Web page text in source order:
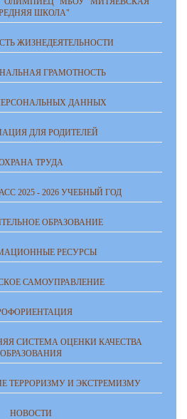
ШКОЛА"
ЖИЗНЕДЕЯТЕЛЬНОСТИ
ГРАМОТНОСТЬ
ДАННЫХ
ДЛЯ РОДИТЕЛЕЙ
ТРУДА
2025 - 2026 УЧЕБНЫЙ ГОД
ОБРАЗОВАНИЕ
РЕСУРСЫ
САМОУПРАВЛЕНИЕ
СИСТЕМА ОЦЕНКИ КАЧЕСТВА
ОБРАЗОВАНИЯ
ТЕРРОРИЗМУ И ЭКСТРЕМИЗМУ
НОВОСТИ